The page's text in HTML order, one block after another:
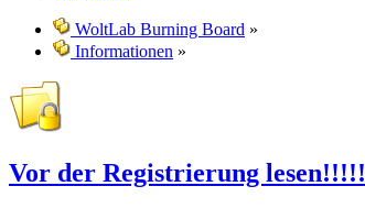
WoltLab Burning Board »
Informationen »
Vor der Registrierung lesen!!!!!